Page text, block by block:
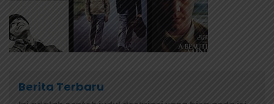
Berita Terbaru